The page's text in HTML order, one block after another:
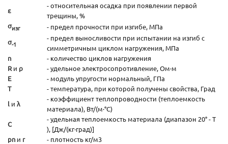
ε
- относительная осадка при появлении первой
трещины, %
σизг
- предел прочности при изгибе, МПа
σ-1
- предел выносливости при испытании на изгиб с
симметричным циклом нагружения, МПа
n
- количество циклов нагружения
R и ρ
- удельное электросопротивление, Ом·м
E
- модуль упругости нормальный, ГПа
T
- температура, при которой получены свойства, Град
l и λ
- коэффициент теплопроводности (теплоемкость
материала), Вт/(м·°С)
C
- удельная теплоемкость материала (диапазон 20° - T
), [Дж/(кг·град)]
pn и r
- плотность кг/м3